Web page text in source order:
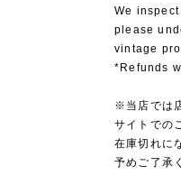
We
please
vintage
*Refunds
※当店では
サイトでの
在庫切れに
予めご了承